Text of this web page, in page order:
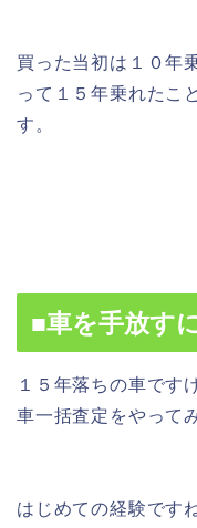
買った当初は１０年
って１５年乗れたこ
す。
■車を手放す
１５年落ちの車です
車一括査定をやって
はじめての経験です